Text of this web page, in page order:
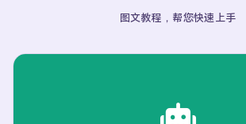
图文教程，帮您快速上手